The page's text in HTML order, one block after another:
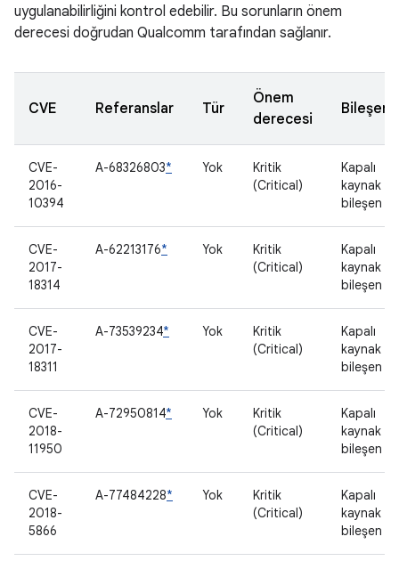
uygulanabilirliğini kontrol edebilir. Bu sorunların önem
derecesi doğrudan Qualcomm tarafından sağlanır.
CVE Referanslar Tür
Önem
derecesi
Bileşen
CVE-
2016-
10394
A-68326803* Yok
Kritik
(Critical)
Kapalı
kaynak
bileşen
CVE-
2017-
18314
A-62213176* Yok
Kritik
(Critical)
Kapalı
kaynak
bileşen
CVE-
2017-
18311
A-73539234* Yok
Kritik
(Critical)
Kapalı
kaynak
bileşen
CVE-
2018-
11950
A-72950814* Yok
Kritik
(Critical)
Kapalı
kaynak
bileşen
CVE-
2018-
5866
A-77484228* Yok
Kritik
(Critical)
Kapalı
kaynak
bileşen